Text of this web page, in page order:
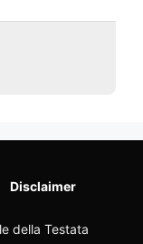
Disclaimer
della Testata